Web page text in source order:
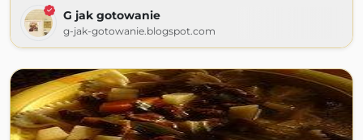
G jak gotowanie
g-jak-gotowanie.blogspot.com